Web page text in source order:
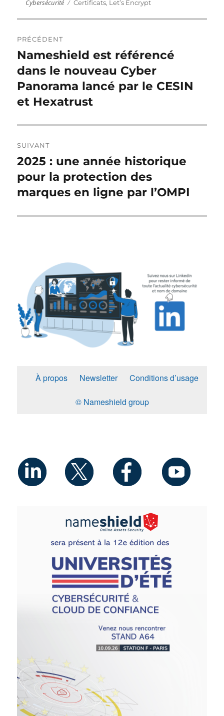
Cybersécurité
Étiquettes
Certificats, Let’s Encrypt
de
l’article
PRÉCÉDENT
Publication
précédente :
Nameshield est référencé
dans le nouveau Cyber
Panorama lancé par le CESIN
et Hexatrust
SUIVANT
Publication
suivante :
2025 : une année historique
pour la protection des
marques en ligne par l’OMPI
À propos Newsletter Conditions d’usage
© Nameshield group